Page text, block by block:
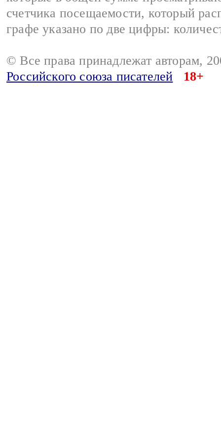
счетчика посещаемости, который
графе указано по две цифры:
© Все права принадлежат авторам,
Российского союза писателей
18+